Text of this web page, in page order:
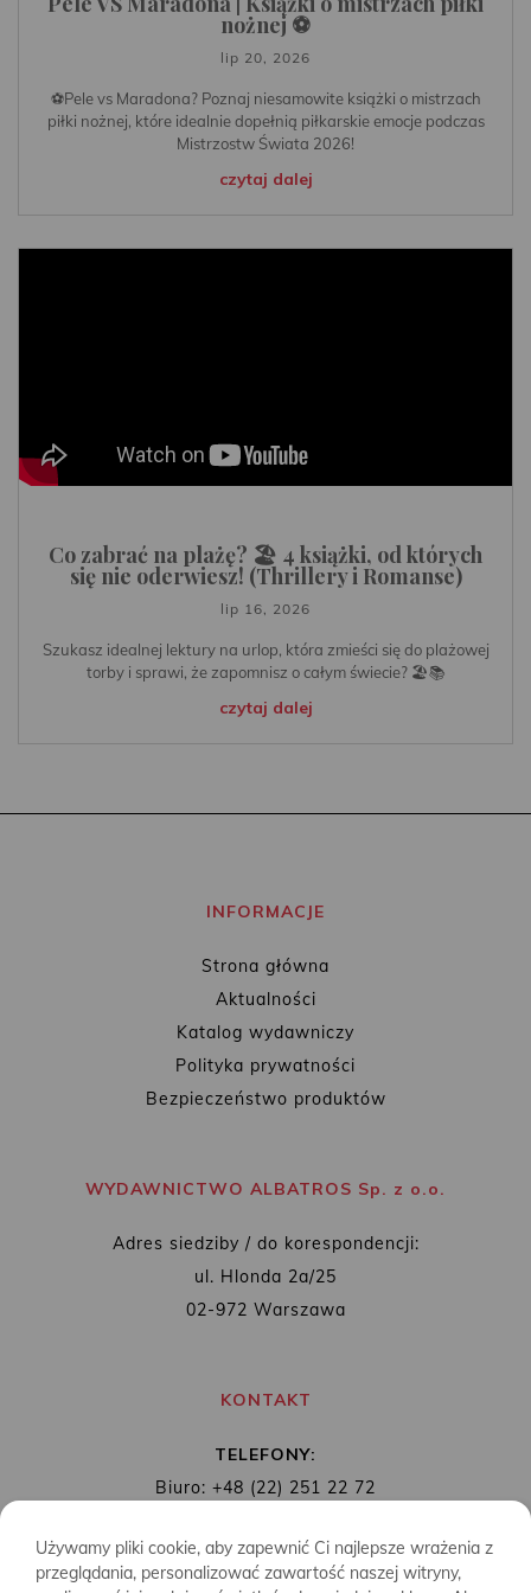
nożnej ⚽️
lip 20, 2026
⚽️Pele vs Maradona? Poznaj niesamowite książki o mistrzach
piłki nożnej, które idealnie dopełnią piłkarskie emocje podczas
Mistrzostw Świata 2026!
czytaj dalej
Co zabrać na plażę? 🏖️ 4 książki, od których
się nie oderwiesz! (Thrillery i Romanse)
lip 16, 2026
Szukasz idealnej lektury na urlop, która zmieści się do plażowej
torby i sprawi, że zapomnisz o całym świecie? 🏖️📚
czytaj dalej
INFORMACJE
Strona główna
Aktualności
Katalog wydawniczy
Polityka prywatności
Bezpieczeństwo produktów
WYDAWNICTWO ALBATROS Sp. z o.o.
Adres siedziby / do korespondencji:
ul. Hlonda 2a/25
02-972 Warszawa
KONTAKT
TELEFONY:
Biuro: +48 (22) 251 22 72
MAIL: biuro@wydawnictwoalbatros.com
Używamy pliki cookie, aby zapewnić Ci najlepsze wrażenia z
przeglądania, personalizować zawartość naszej witryny,